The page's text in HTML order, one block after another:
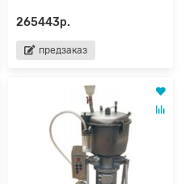
265443р.
предзаказ